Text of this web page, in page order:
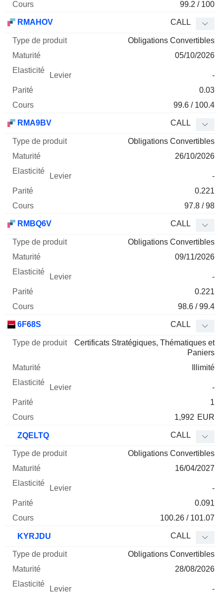
99.2 / 100
RMAHOV CALL
Obligations Convertibles
05/10/2026
-
0.03
99.6 / 100.4
RMA9BV CALL
Obligations Convertibles
26/10/2026
-
0.221
97.8 / 98
RMBQ6V CALL
Obligations Convertibles
09/11/2026
-
0.221
98.6 / 99.4
6F68S CALL
Certificats Stratégiques, Thématiques et
Paniers
Illimité
-
1
1,992 EUR
ZQELTQ CALL
Obligations Convertibles
16/04/2027
-
0.091
100.26 / 101.07
KYRJDU CALL
Obligations Convertibles
28/08/2026
-